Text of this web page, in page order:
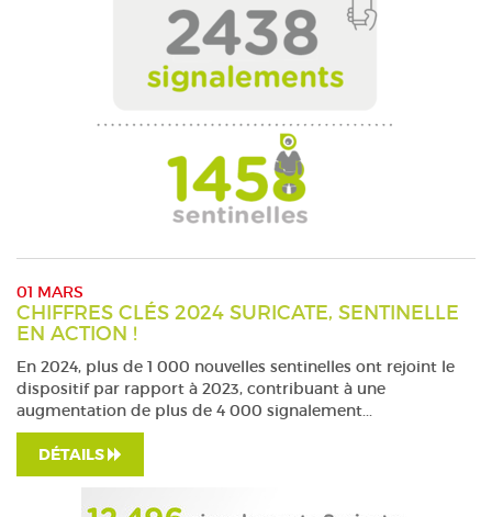
01 MARS
CHIFFRES CLÉS 2024 SURICATE, SENTINELLE
EN ACTION !
En 2024, plus de 1 000 nouvelles sentinelles ont rejoint le
dispositif par rapport à 2023, contribuant à une
augmentation de plus de 4 000 signalement...
DÉTAILS